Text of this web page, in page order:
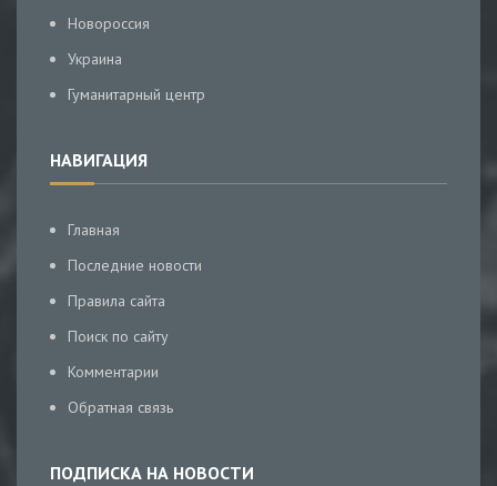
Новороссия
Украина
Гуманитарный центр
НАВИГАЦИЯ
Главная
Последние новости
Правила сайта
Поиск по сайту
Комментарии
Обратная связь
ПОДПИСКА НА НОВОСТИ